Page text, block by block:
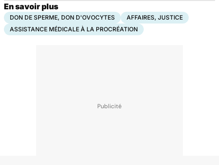
En savoir plus
DON DE SPERME, DON D'OVOCYTES
AFFAIRES, JUSTICE
ASSISTANCE MÉDICALE À LA PROCRÉATION